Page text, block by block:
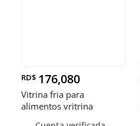
RD$ 176,080
Vitrina fria para
alimentos vritrina